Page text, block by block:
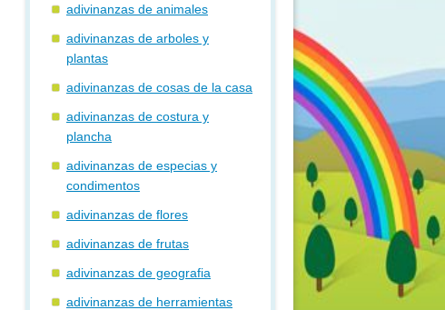
adivinanzas de animales
adivinanzas de arboles y
plantas
adivinanzas de cosas de la casa
adivinanzas de costura y
plancha
adivinanzas de especias y
condimentos
adivinanzas de flores
adivinanzas de frutas
adivinanzas de geografia
adivinanzas de herramientas